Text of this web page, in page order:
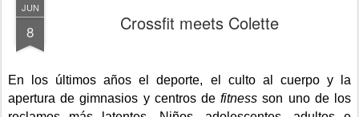
JUN
8 Crossfit meets Colette
En los últimos años el deporte, el culto al cuerpo y la
apertura de gimnasios y centros defitness son uno de los